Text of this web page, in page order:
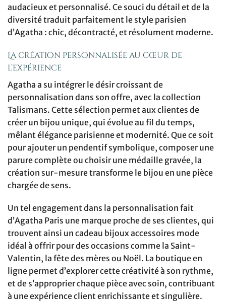
audacieux et personnalisé. Ce souci du détail et de la
diversité traduit parfaitement le style parisien
d’Agatha : chic, décontracté, et résolument moderne.
La création personnalisée au cœur de
l’expérience
Agatha a su intégrer le désir croissant de
personnalisation dans son offre, avec la collection
Talismans. Cette sélection permet aux clientes de
créer un bijou unique, qui évolue au fil du temps,
mêlant élégance parisienne et modernité. Que ce soit
pour ajouter un pendentif symbolique, composer une
parure complète ou choisir une médaille gravée, la
création sur-mesure transforme le bijou en une pièce
chargée de sens.
Un tel engagement dans la personnalisation fait
d’Agatha Paris une marque proche de ses clientes, qui
trouvent ainsi un cadeau bijoux accessoires mode
idéal à offrir pour des occasions comme la Saint-
Valentin, la fête des mères ou Noël. La boutique en
ligne permet d’explorer cette créativité à son rythme,
et de s’approprier chaque pièce avec soin, contribuant
à une expérience client enrichissante et singulière.